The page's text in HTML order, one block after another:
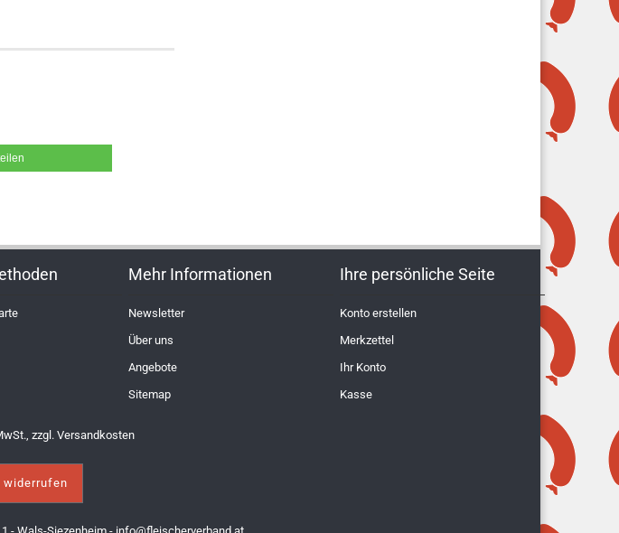
Mehr Informationen
Newsletter
Über uns
Angebote
Sitemap
Ihre persönliche Seite
Konto erstellen
Merkzettel
Ihr Konto
Kasse
zzgl. Versandkosten
widerrufen